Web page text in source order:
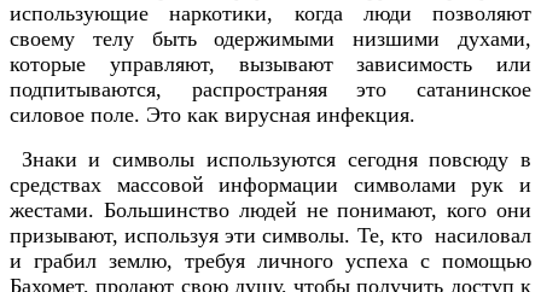
использующие наркотики, когда люди позволяют
своему телу быть одержимыми низшими духами,
которые управляют, вызывают зависимость или
подпитываются, распространяя это сатанинское
силовое поле. Это как вирусная инфекция.
Знаки и символы используются сегодня повсюду в
средствах массовой информации символами рук и
жестами. Большинство людей не понимают, кого они
призывают, используя эти символы. Те, кто насиловал
и грабил землю, требуя личного успеха с помощью
Бахомет, продают свою душу, чтобы получить доступ к